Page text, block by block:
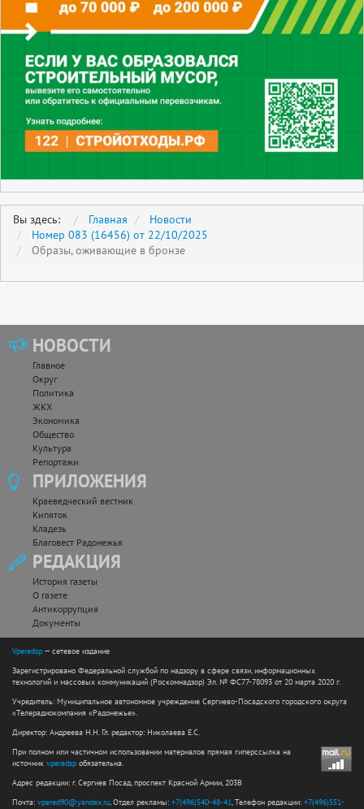
Вы здесь: Главная
Новости
Номер 083 (16456) от 22/10/2025
Образы, оживающие в бронзе
НОВОСТИ
Главное
Округ
Политика
ЖКХ
Экономика
Общество
Культура
Репортажи
ПРИЛОЖЕНИЯ
Краеведческий вестник
Кипяток
Кладезь
Благовест Радонежья
РЕДАКЦИЯ
История газеты
О газете
Антикоррупция
Документы
Vperedsp — сетевое издание
Зарегистрировано Федеральной службой по надзору в сфере связи, информационных
технологий и массовых коммуникаций (Роскомнадзор) Эл. № ФС77-78093 от 20 марта 2020 г.
Учредитель: Муниципальное автономное учреждение Сергиево-Посадского городского округа
«Телерадиокомпания «Радонежье».
Директор: Андреева Н.Н. Гл. редактор: Николаева Е.С.
При полном или частичном использовании материалов прямая гиперссылка на
источник vperedsp обязательна.
Адрес редакции: г. Сергиев Посад, проспект Красной Армии, 203В
Почта: vpered90@yandex.ru, Отдел рекламы: +7(496)540-48-41, Телефон редакции: +7(496)551-